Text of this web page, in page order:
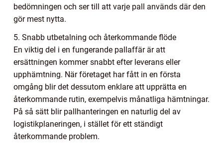
bedömningen och ser till att varje pall används där den
gör mest nytta.
5. Snabb utbetalning och återkommande flöde
En viktig del i en fungerande pallaffär är att
ersättningen kommer snabbt efter leverans eller
upphämtning. När företaget har fått in en första
omgång blir det dessutom enklare att upprätta en
återkommande rutin, exempelvis månatliga hämtningar.
På så sätt blir pallhanteringen en naturlig del av
logistikplaneringen, i stället för ett ständigt
återkommande problem.